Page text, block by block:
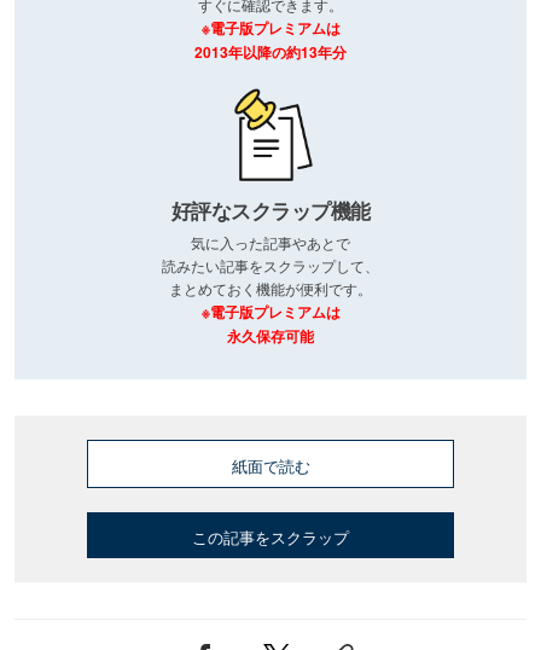
※電子版プレミアムは
2013年以降の約13年分
好評なスクラップ機能
気に入った記事やあとで
読みたい記事をスクラップして、
まとめておく機能が便利です。
※電子版プレミアムは
永久保存可能
紙面で読む
この記事をスクラップ